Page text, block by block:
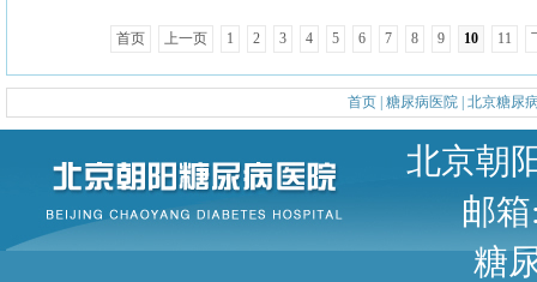
首页 上一页 1 2 3 4 5 6 7 8 9 10 11
首页 糖尿病医院 北京糖尿
北京朝阳区甜水园东
邮箱
糖尿病咨询